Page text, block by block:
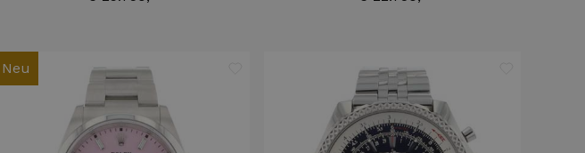
Neu